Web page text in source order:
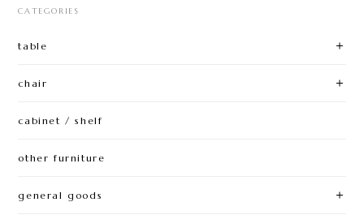
CATEGORIES
table
chair
cabinet / shelf
other furniture
general goods